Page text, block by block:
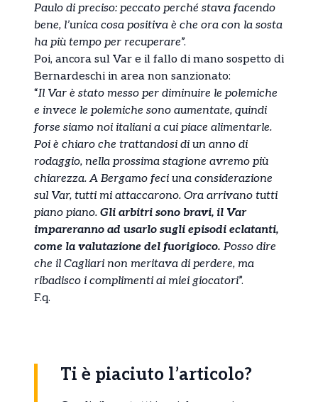
Paulo di preciso: peccato perché stava facendo
bene, l’unica cosa positiva è che ora con la sosta
ha più tempo per recuperare”.
Poi, ancora sul Var e il fallo di mano sospetto di
Bernardeschi in area non sanzionato:
“Il Var è stato messo per diminuire le polemiche
e invece le polemiche sono aumentate, quindi
forse siamo noi italiani a cui piace alimentarle.
Poi è chiaro che trattandosi di un anno di
rodaggio, nella prossima stagione avremo più
chiarezza. A Bergamo feci una considerazione
sul Var, tutti mi attaccarono. Ora arrivano tutti
piano piano. Gli arbitri sono bravi, il Var
impareranno ad usarlo sugli episodi eclatanti,
come la valutazione del fuorigioco. Posso dire
che il Cagliari non meritava di perdere, ma
ribadisco i complimenti ai miei giocatori”.
F.q.
Ti è piaciuto l’articolo?